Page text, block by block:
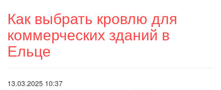
Как выбрать кровлю для
коммерческих зданий в
Ельце
13.03.2025 10:37